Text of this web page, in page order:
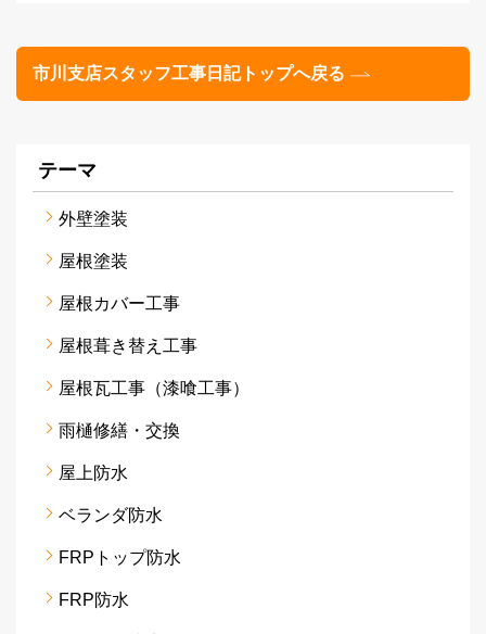
市川支店スタッフ工事日記トップへ戻る
テーマ
外壁塗装
屋根塗装
屋根カバー工事
屋根葺き替え工事
屋根瓦工事（漆喰工事）
雨樋修繕・交換
屋上防水
ベランダ防水
FRPトップ防水
FRP防水